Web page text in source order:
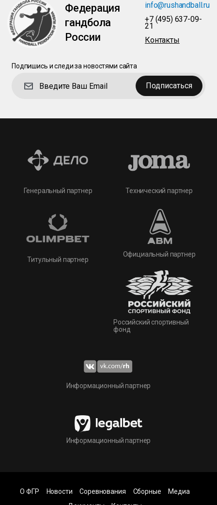
Федерация
гандбола
России
info@rushandball.ru
+7 (495) 637-09-
21
Контакты
Подпишись и следи за новостями сайта
Подписаться
Генеральный партнер
Титульный партнер
Технический партнер
Официальный партнер
Российский спортивный
фонд
Информационный партнер
Информационный партнер
О ФГР Новости Соревнования Сборные
Медиа